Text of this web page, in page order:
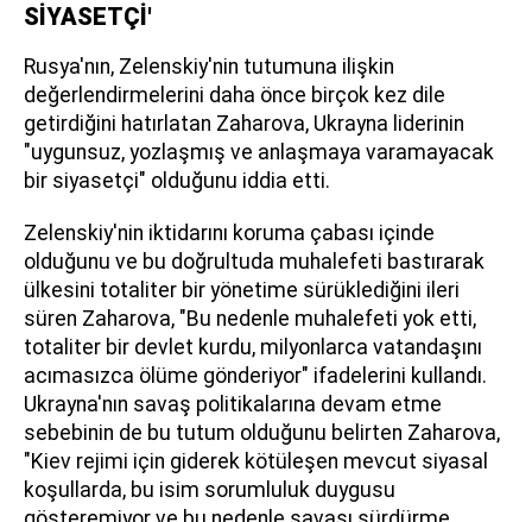
SİYASETÇİ'
Rusya'nın, Zelenskiy'nin tutumuna ilişkin
değerlendirmelerini daha önce birçok kez dile
getirdiğini hatırlatan Zaharova, Ukrayna liderinin
"uygunsuz, yozlaşmış ve anlaşmaya varamayacak
bir siyasetçi" olduğunu iddia etti.
Zelenskiy'nin iktidarını koruma çabası içinde
olduğunu ve bu doğrultuda muhalefeti bastırarak
ülkesini totaliter bir yönetime sürüklediğini ileri
süren Zaharova, "Bu nedenle muhalefeti yok etti,
totaliter bir devlet kurdu, milyonlarca vatandaşını
acımasızca ölüme gönderiyor" ifadelerini kullandı.
Ukrayna'nın savaş politikalarına devam etme
sebebinin de bu tutum olduğunu belirten Zaharova,
"Kiev rejimi için giderek kötüleşen mevcut siyasal
koşullarda, bu isim sorumluluk duygusu